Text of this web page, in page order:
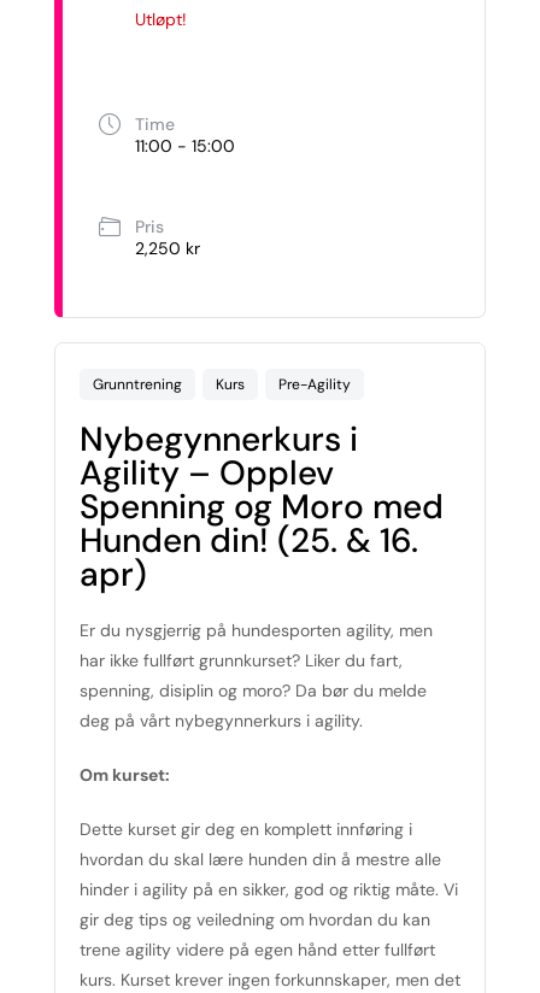
Utløpt!
Time
11:00 - 15:00
Pris
2,250 kr
Grunntrening Kurs Pre-Agility
Nybegynnerkurs i
Agility – Opplev
Spenning og Moro med
Hunden din! (25. & 16.
apr)
Er du nysgjerrig på hundesporten agility, men
har ikke fullført grunnkurset? Liker du fart,
spenning, disiplin og moro? Da bør du melde
deg på vårt nybegynnerkurs i agility.
Om kurset:
Dette kurset gir deg en komplett innføring i
hvordan du skal lære hunden din å mestre alle
hinder i agility på en sikker, god og riktig måte. Vi
gir deg tips og veiledning om hvordan du kan
trene agility videre på egen hånd etter fullført
kurs. Kurset krever ingen forkunnskaper, men det